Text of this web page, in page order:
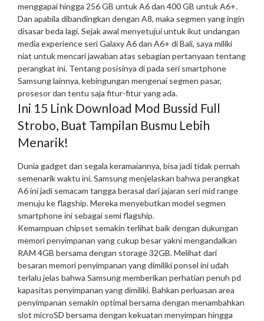
menggapai hingga 256 GB untuk A6 dan 400 GB untuk A6+.
Dan apabila dibandingkan dengan A8, maka segmen yang ingin
disasar beda lagi. Sejak awal menyetujui untuk ikut undangan
media experience seri Galaxy A6 dan A6+ di Bali, saya miliki
niat untuk mencari jawaban atas sebagian pertanyaan tentang
perangkat ini. Tentang posisinya di pada seri smartphone
Samsung lainnya, kebingungan mengenai segmen pasar,
prosesor dan tentu saja fitur-fitur yang ada.
Ini 15 Link Download Mod Bussid Full
Strobo, Buat Tampilan Busmu Lebih
Menarik!
Dunia gadget dan segala keramaiannya, bisa jadi tidak pernah
semenarik waktu ini. Samsung menjelaskan bahwa perangkat
A6 ini jadi semacam tangga berasal dari jajaran seri mid range
menuju ke flagship. Mereka menyebutkan model segmen
smartphone ini sebagai semi flagship.
Kemampuan chipset semakin terlihat baik dengan dukungan
memori penyimpanan yang cukup besar yakni mengandalkan
RAM 4GB bersama dengan storage 32GB. Melihat dari
besaran memori penyimpanan yang dimiliki ponsel ini udah
terlalu jelas bahwa Samsung memberikan perhatian penuh pd
kapasitas penyimpanan yang dimiliki. Bahkan perluasan area
penyimpanan semakin optimal bersama dengan menambahkan
slot microSD bersama dengan kekuatan menyimpan hingga